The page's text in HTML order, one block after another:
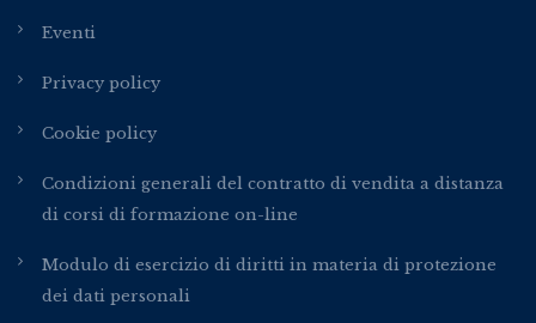
Eventi
Privacy policy
Cookie policy
Condizioni generali del contratto di vendita a distanza
di corsi di formazione on-line
Modulo di esercizio di diritti in materia di protezione
dei dati personali